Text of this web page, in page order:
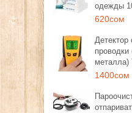
одежды
620сом
Детектор
проводки
металла)
1400сом